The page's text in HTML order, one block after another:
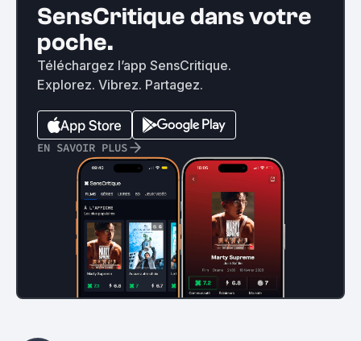
SensCritique dans votre
poche.
Téléchargez l’app SensCritique.
Explorez. Vibrez. Partagez.
EN SAVOIR PLUS